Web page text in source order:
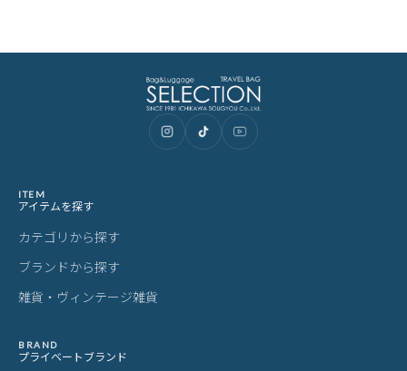
ITEM
アイテムを探す
カテゴリから探す
ブランドから探す
雑貨・ヴィンテージ雑貨
BRAND
プライベートブランド